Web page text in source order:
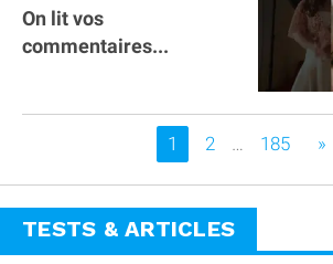
On lit vos
commentaires...
Vous êtes sur la page
1 2 … 185 »
TESTS & ARTICLES